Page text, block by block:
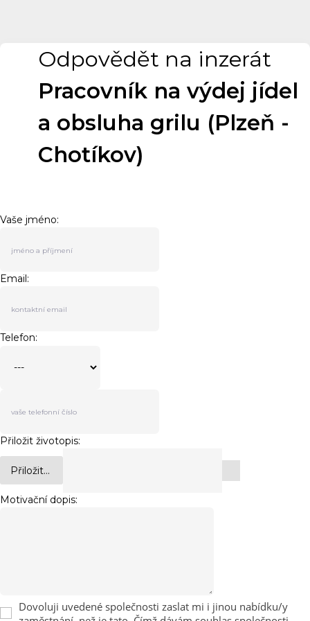
Odpovědět na inzerát
Pracovník na výdej jídel
a obsluha grilu (Plzeň -
Chotíkov)
Vaše jméno:
Email:
Telefon:
Přiložit životopis:
Přiložit...
Motivační dopis:
Dovoluji uvedené společnosti zaslat mi i jinou nabídku/y